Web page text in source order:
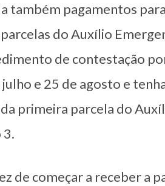
também pagamentos
do Auxílio
de contestação
e 25 de agosto e
primeira parcela do
3.
de começar a receber a